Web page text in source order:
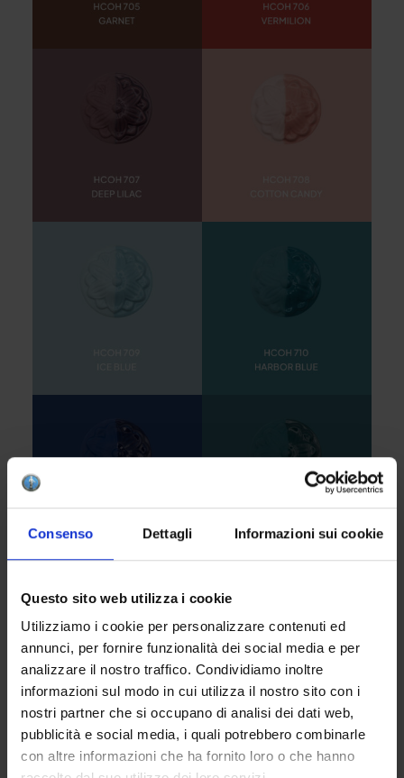
Consenso Dettagli Informazioni sui cookie
Questo sito web utilizza i cookie
Utilizziamo i cookie per personalizzare contenuti ed
annunci, per fornire funzionalità dei social media e per
analizzare il nostro traffico. Condividiamo inoltre
informazioni sul modo in cui utilizza il nostro sito con i
nostri partner che si occupano di analisi dei dati web,
pubblicità e social media, i quali potrebbero combinarle
con altre informazioni che ha fornito loro o che hanno